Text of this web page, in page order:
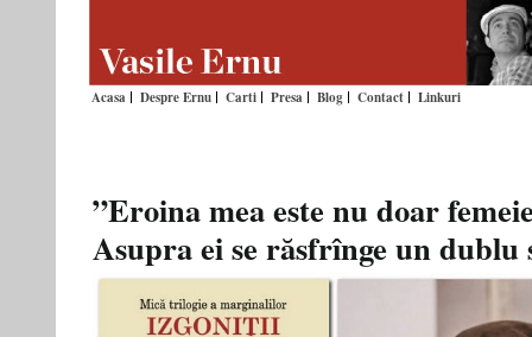
Acasa Despre Ernu Carti Presa Blog Contact Linkuri
”Eroina mea este nu doar
Asupra ei se răsfrînge un dublu